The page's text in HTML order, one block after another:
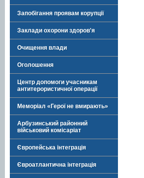
Запобігання проявам корупції
Заклади охорони здоров'я
Очищення влади
Оголошення
Центр допомоги учасникам
антитерористичної операції
Меморіал «Герої не вмирають»
Арбузинський районний
військовий комісаріат
Європейська інтеграція
Євроатлантична інтеграція